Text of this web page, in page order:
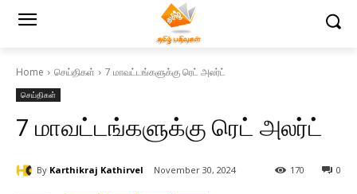
Home செய்திகள் 7 மாவட்டங்களுக்கு ரெட் அலர்ட்
செய்திகள்
7 மாவட்டங்களுக்கு ரெட் அலர்ட்
By Karthikraj Kathirvel November 30, 2024 0
170